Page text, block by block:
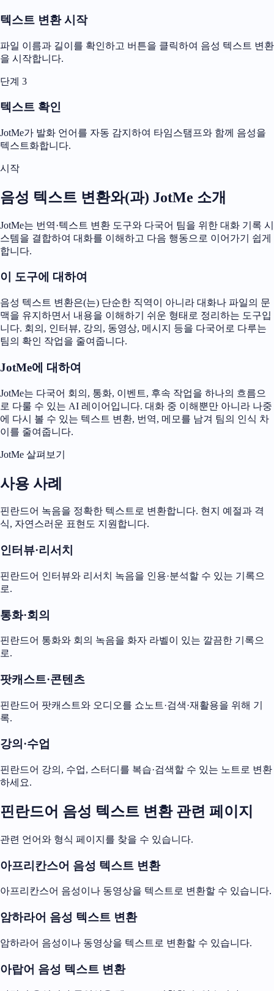
텍스트 변환 시작
파일 이름과 길이를 확인하고 버튼을 클릭하여 음성 텍스트 변환
을 시작합니다.
단계 3
텍스트 확인
JotMe가 발화 언어를 자동 감지하여 타임스탬프와 함께 음성을
텍스트화합니다.
시작
음성 텍스트 변환와(과) JotMe 소개
JotMe는 번역·텍스트 변환 도구와 다국어 팀을 위한 대화 기록 시
스템을 결합하여 대화를 이해하고 다음 행동으로 이어가기 쉽게
합니다.
이 도구에 대하여
음성 텍스트 변환은(는) 단순한 직역이 아니라 대화나 파일의 문
맥을 유지하면서 내용을 이해하기 쉬운 형태로 정리하는 도구입
니다. 회의, 인터뷰, 강의, 동영상, 메시지 등을 다국어로 다루는
팀의 확인 작업을 줄여줍니다.
JotMe에 대하여
JotMe는 다국어 회의, 통화, 이벤트, 후속 작업을 하나의 흐름으
로 다룰 수 있는 AI 레이어입니다. 대화 중 이해뿐만 아니라 나중
에 다시 볼 수 있는 텍스트 변환, 번역, 메모를 남겨 팀의 인식 차
이를 줄여줍니다.
JotMe 살펴보기
사용 사례
핀란드어 녹음을 정확한 텍스트로 변환합니다. 현지 예절과 격
식, 자연스러운 표현도 지원합니다.
인터뷰·리서치
핀란드어 인터뷰와 리서치 녹음을 인용·분석할 수 있는 기록으
로.
통화·회의
핀란드어 통화와 회의 녹음을 화자 라벨이 있는 깔끔한 기록으
로.
팟캐스트·콘텐츠
핀란드어 팟캐스트와 오디오를 쇼노트·검색·재활용을 위해 기
록.
강의·수업
핀란드어 강의, 수업, 스터디를 복습·검색할 수 있는 노트로 변환
하세요.
핀란드어 음성 텍스트 변환 관련 페이지
관련 언어와 형식 페이지를 찾을 수 있습니다.
아프리칸스어 음성 텍스트 변환
아프리칸스어 음성이나 동영상을 텍스트로 변환할 수 있습니다.
암하라어 음성 텍스트 변환
암하라어 음성이나 동영상을 텍스트로 변환할 수 있습니다.
아랍어 음성 텍스트 변환